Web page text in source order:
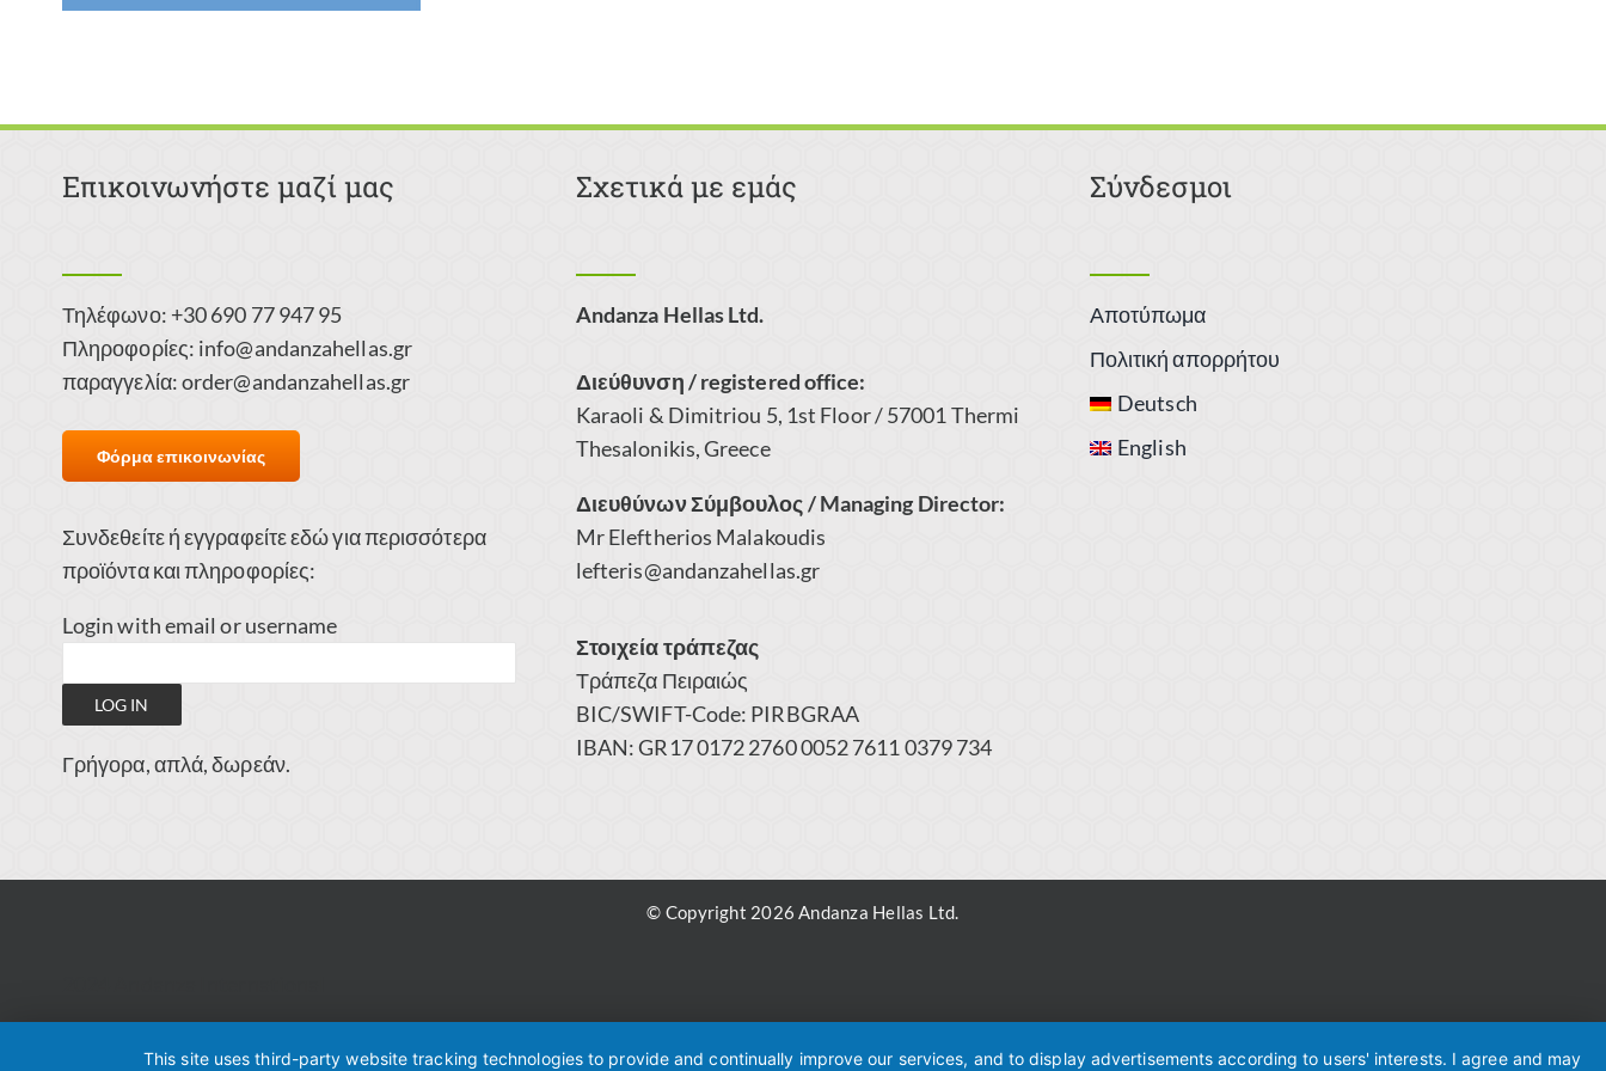
Επικοινωνήστε μαζί μας
Τηλέφωνο: +30 690 77 947 95
Πληροφορίες: info@andanzahellas.gr
παραγγελία:order@andanzahellas.gr
Φόρμα επικοινωνίας
Συνδεθείτε ή εγγραφείτε εδώ για περισσότερα
προϊόντα και πληροφορίες:
Login with email or username
Γρήγορα, απλά, δωρεάν.
Σχετικά με εμάς
Andanza Hellas Ltd.
Διεύθυνση / registered office:
Karaoli & Dimitriou 5, 1st Floor / 57001 Thermi
Thesalonikis, Greece
Διευθύνων Σύμβουλος / Managing Director:
Mr Eleftherios Malakoudis
lefteris@andanzahellas.gr
Στοιχεία τράπεζας
Τράπεζα Πειραιώς
BIC/SWIFT-Code: PIRBGRAA
IBAN: GR17 0172 2760 0052 7611 0379 734
Σύνδεσμοι
Αποτύπωμα
Πολιτική απορρήτου
Deutsch
English
© Copyright 2026 Andanza Hellas Ltd.
This site uses third-party website tracking technologies to provide and continually improve our services, and to display advertisements according to users' interests. I agree and may